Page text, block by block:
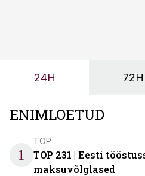
24H 72H
ENIMLOETUD
1
TOP
TOP 231 | Eesti
maksuvõlglased